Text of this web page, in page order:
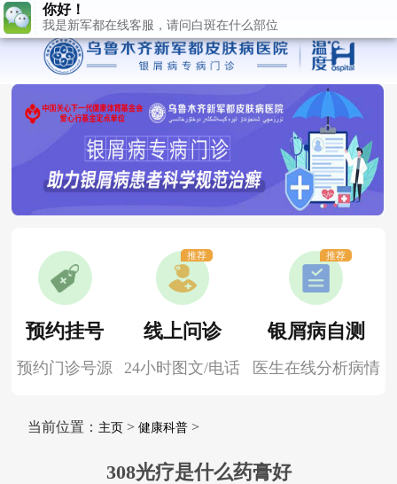
预约挂号
预约门诊号源
线上问诊
24小时图文/电话
推荐
银屑病自测
医生在线分析病情
推荐
当前位置： 主页> 健康科普>
308光疗是什么药膏好